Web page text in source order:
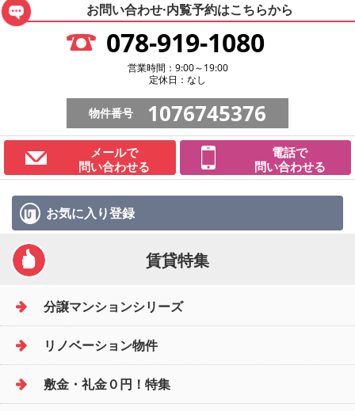
お問い合わせ·内覧予約はこちらから
078-919-1080
営業時間：9:00～19:00
定休日：なし
物件番号 1076745376
メールで
問い合わせる
電話で
問い合わせる
お気に入り登録
賃貸特集
分譲マンションシリーズ
リノベーション物件
敷金・礼金０円！特集